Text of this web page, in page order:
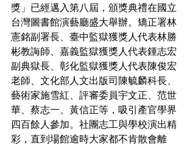
獎」已經邁入第八屆，頒獎典禮在國立
台灣圖書館演藝廳盛大舉辦。矯正署林
憲銘副署長、臺中監獄獲獎人代表林勝
彬教誨師、嘉義監獄獲獎人代表鍾志宏
副典獄長、彰化監獄獲獎人代表陳俊宏
老師、文化部人文出版司陳毓麟科長、
藝術家施雪紅、評審委員宇文正、范世
華、蔡志一、黃信正等，吸引產官學界
四百餘人參加。社團志工與學校演出精
彩，直到場館逾時大家都不肯散會離